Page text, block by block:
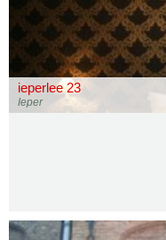
ieperlee 23
Ieper